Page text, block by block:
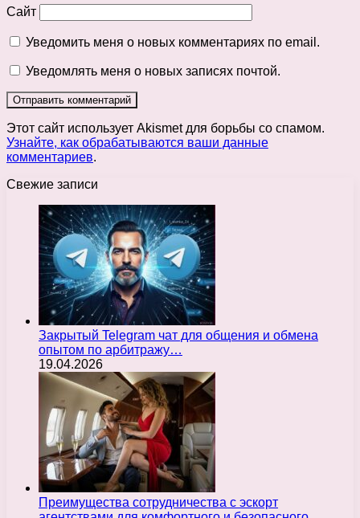
Сайт
Уведомить меня о новых комментариях по email.
Уведомлять меня о новых записях почтой.
Этот сайт использует Akismet для борьбы со спамом.
Узнайте, как обрабатываются ваши данные
комментариев.
Свежие записи
Закрытый Telegram чат для общения и обмена
опытом по арбитражу…
19.04.2026
Преимущества сотрудничества с эскорт